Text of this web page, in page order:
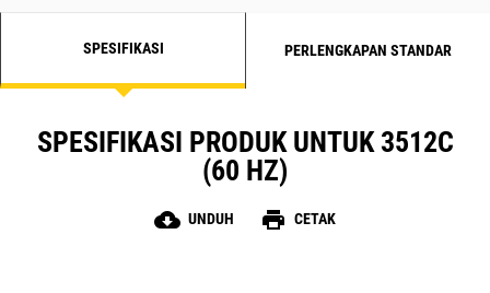
SPESIFIKASI PERLENGKAPAN STANDAR
SPESIFIKASI PRODUK UNTUK 3512C
(60 HZ)
cloud_download UNDUH print CETAK